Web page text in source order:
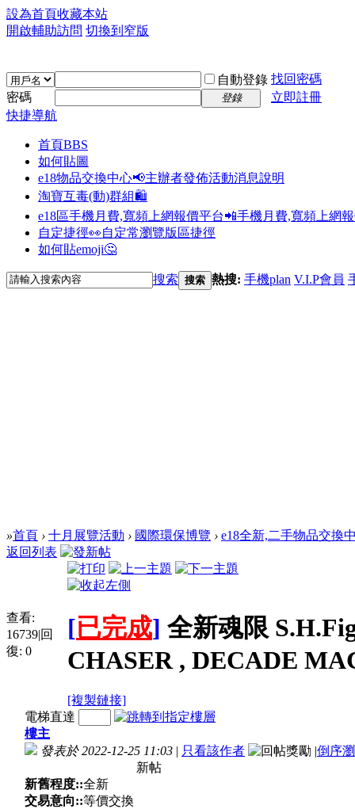
設為首頁收藏本站
開啟輔助訪問 切換到窄版
自動登錄 找回密碼
密碼
登錄
立即註冊
快捷導航
首頁BBS
如何貼圖
e18物品交換中心📢主辦者發佈活動消息說明
淘寶互毒(動)群組🛍️
e18區手機月費,寬頻上網報價平台📲手機月費,寬頻上網
自定捷徑👀自定常瀏覽版區捷徑
如何貼emoji🤔
搜索 搜索 熱搜: 手機plan V.I.P會員
»首頁 › 十月展覽活動 › 國際環保博覽 › e18全新,二手物品交換
返回列表
查看:
16739|回
復: 0
[已完成] 全新魂限
CHASER , DECADE
[複製鏈接]
電梯直達
樓主
發表於 2022-12-25 11:03 | 只看該作者 |倒序
新帖
新舊程度::全新
交易意向::等價交換